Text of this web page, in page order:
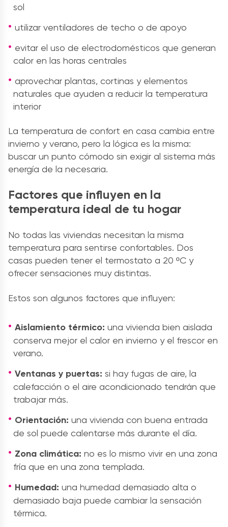
sol
utilizar ventiladores de techo o de apoyo
evitar el uso de electrodomésticos que generan
calor en las horas centrales
aprovechar plantas, cortinas y elementos
naturales que ayuden a reducir la temperatura
interior
La temperatura de confort en casa cambia entre
invierno y verano, pero la lógica es la misma:
buscar un punto cómodo sin exigir al sistema más
energía de la necesaria.
Factores que influyen en la
temperatura ideal de tu hogar
No todas las viviendas necesitan la misma
temperatura para sentirse confortables. Dos
casas pueden tener el termostato a 20 ºC y
ofrecer sensaciones muy distintas.
Estos son algunos factores que influyen:
Aislamiento térmico: una vivienda bien aislada
conserva mejor el calor en invierno y el frescor en
verano.
Ventanas y puertas: si hay fugas de aire, la
calefacción o el aire acondicionado tendrán que
trabajar más.
Orientación: una vivienda con buena entrada
de sol puede calentarse más durante el día.
Zona climática: no es lo mismo vivir en una zona
fría que en una zona templada.
Humedad: una humedad demasiado alta o
demasiado baja puede cambiar la sensación
térmica.